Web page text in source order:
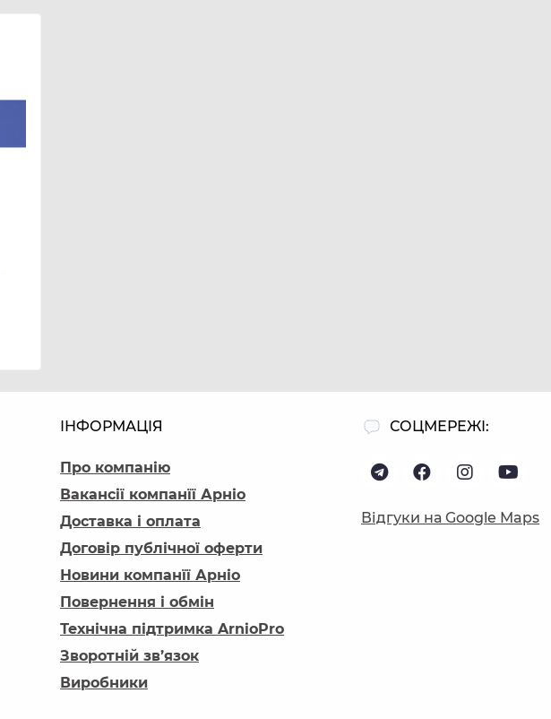
ІНФОРМАЦІЯ
Про компанію
Вакансії компанїї Арніо
Доставка і оплата
Договір публічної оферти
Новини компанїї Арніо
Повернення і обмін
Технічна підтримка ArnioPro
Зворотній зв’язок
Виробники
СОЦМЕРЕЖІ:
Відгуки на Google Maps